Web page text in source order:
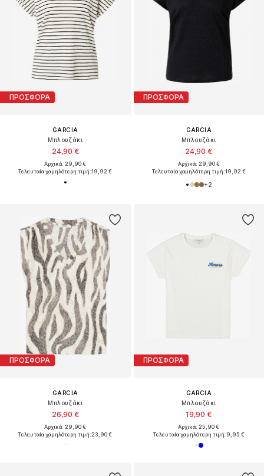
ΠΡΟΣΦΟΡΑ
GARCIA
Μπλουζάκι
24,90 €
Αρχικά: 29,90 €
Τελευταία χαμηλότερη τιμή:19,92 €
ΠΡΟΣΦΟΡΑ
GARCIA
Μπλουζάκι
24,90 €
Αρχικά: 29,90 €
Τελευταία χαμηλότερη τιμή:19,92 €
+2
ΠΡΟΣΦΟΡΑ
GARCIA
Μπλουζάκι
26,90 €
Αρχικά: 29,90 €
Τελευταία χαμηλότερη τιμή:23,90 €
ΠΡΟΣΦΟΡΑ
GARCIA
Μπλουζάκι
19,90 €
Αρχικά: 25,90 €
Τελευταία χαμηλότερη τιμή:9,95 €